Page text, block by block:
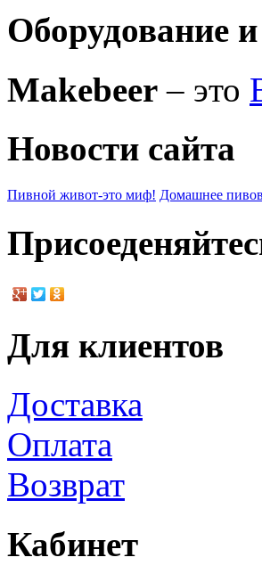
Оборудование
Makebeer – это
Новости сайта
Пивной живот-это миф! Домашнее
Для клиентов
Доставка
Оплата
Возврат
Кабинет